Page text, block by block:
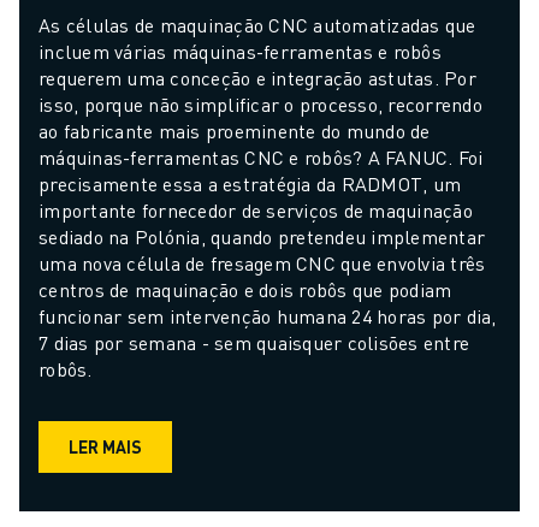
As células de maquinação CNC automatizadas que
incluem várias máquinas-ferramentas e robôs
requerem uma conceção e integração astutas. Por
isso, porque não simplificar o processo, recorrendo
ao fabricante mais proeminente do mundo de
máquinas-ferramentas CNC e robôs? A FANUC. Foi
precisamente essa a estratégia da RADMOT, um
importante fornecedor de serviços de maquinação
sediado na Polónia, quando pretendeu implementar
uma nova célula de fresagem CNC que envolvia três
centros de maquinação e dois robôs que podiam
funcionar sem intervenção humana 24 horas por dia,
7 dias por semana - sem quaisquer colisões entre
robôs.
LER MAIS